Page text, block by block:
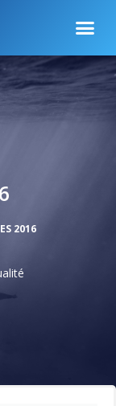
2016